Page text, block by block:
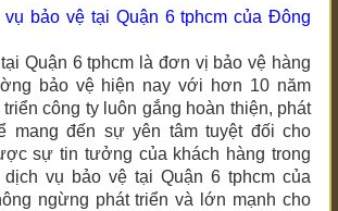
bảo vệ tại Quận 6 tphcm của Đông
Quận 6 tphcm là đơn vị bảo vệ hàng
bảo vệ hiện nay với hơn 10 năm
công ty luôn gắng hoàn thiện, phát
mang đến sự yên tâm tuyệt đối cho
sự tin tưởng của khách hàng trong
vụ bảo vệ tại Quận 6 tphcm của
ngừng phát triển và lớn mạnh cho